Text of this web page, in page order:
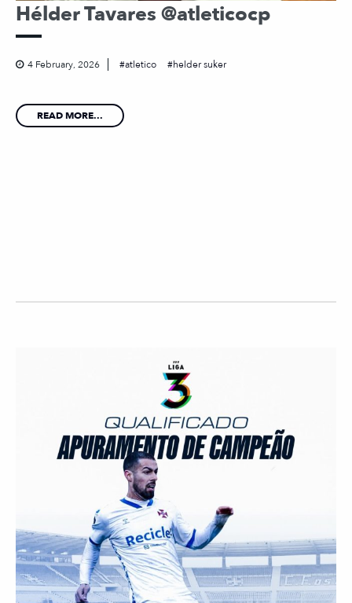
Hélder Tavares @atleticocp
4 February, 2026 atletico helder suker
READ MORE...